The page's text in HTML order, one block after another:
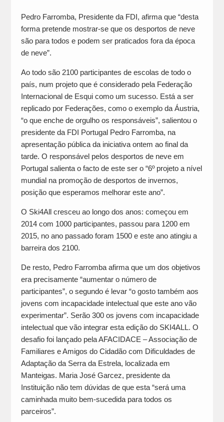
Pedro Farromba, Presidente da FDI, afirma que “desta
forma pretende mostrar-se que os desportos de neve
são para todos e podem ser praticados fora da época
de neve”.
Ao todo são 2100 participantes de escolas de todo o
país, num projeto que é considerado pela Federação
Internacional de Esqui como um sucesso. Está a ser
replicado por Federações, como o exemplo da Áustria,
“o que enche de orgulho os responsáveis”, salientou o
presidente da FDI Portugal Pedro Farromba, na
apresentação pública da iniciativa ontem ao final da
tarde. O responsável pelos desportos de neve em
Portugal salienta o facto de este ser o “6º projeto a nível
mundial na promoção de desportos de invernos,
posição que esperamos melhorar este ano”.
O Ski4All cresceu ao longo dos anos: começou em
2014 com 1000 participantes, passou para 1200 em
2015, no ano passado foram 1500 e este ano atingiu a
barreira dos 2100.
De resto, Pedro Farromba afirma que um dos objetivos
era precisamente “aumentar o número de
participantes”, o segundo é levar “o gosto também aos
jovens com incapacidade intelectual que este ano vão
experimentar”. Serão 300 os jovens com incapacidade
intelectual que vão integrar esta edição do SKI4ALL. O
desafio foi lançado pela AFACIDACE – Associação de
Familiares e Amigos do Cidadão com Dificuldades de
Adaptação da Serra da Estrela, localizada em
Manteigas. Maria José Garcez, presidente da
Instituição não tem dúvidas de que esta “será uma
caminhada muito bem-sucedida para todos os
parceiros”.